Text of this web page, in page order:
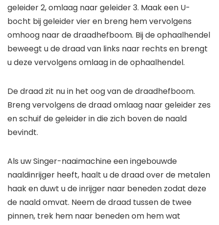
geleider 2, omlaag naar geleider 3. Maak een U-
bocht bij geleider vier en breng hem vervolgens
omhoog naar de draadhefboom. Bij de ophaalhendel
beweegt u de draad van links naar rechts en brengt
u deze vervolgens omlaag in de ophaalhendel.
De draad zit nu in het oog van de draadhefboom.
Breng vervolgens de draad omlaag naar geleider zes
en schuif de geleider in die zich boven de naald
bevindt.
Als uw Singer-naaimachine een ingebouwde
naaldinrijger heeft, haalt u de draad over de metalen
haak en duwt u de inrijger naar beneden zodat deze
de naald omvat. Neem de draad tussen de twee
pinnen, trek hem naar beneden om hem wat